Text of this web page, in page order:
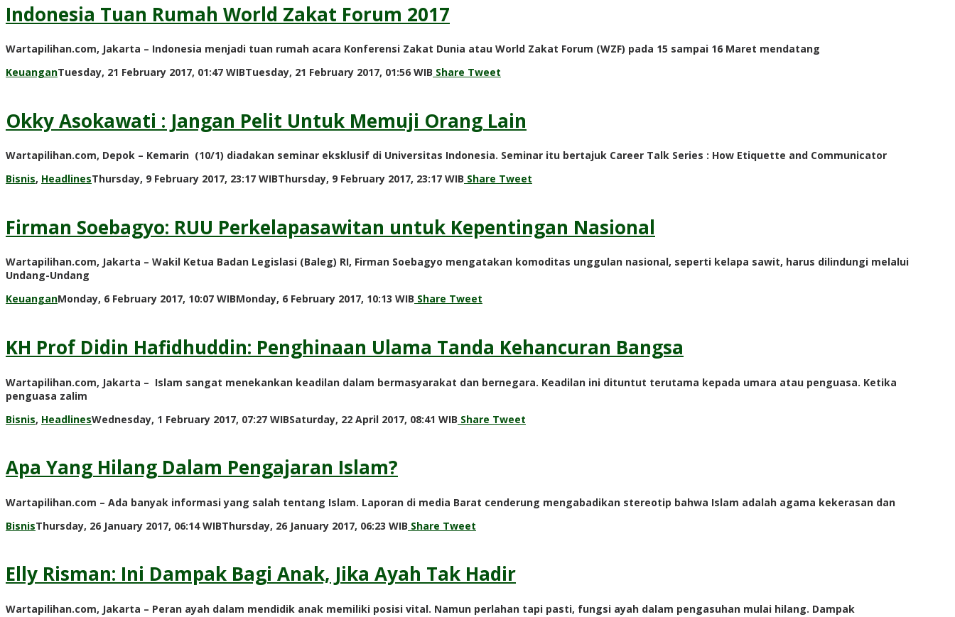
Indonesia Tuan Rumah World Zakat Forum 2017
Wartapilihan.com, Jakarta – Indonesia menjadi tuan rumah acara Konferensi Zakat Dunia atau World Zakat Forum (WZF) pada 15 sampai 16 Maret mendatang
KeuanganTuesday, 21 February 2017, 01:47 WIBTuesday, 21 February 2017, 01:56 WIB by
Share Tweet
Okky Asokawati : Jangan Pelit Untuk Memuji Orang Lain
Wartapilihan.com, Depok – Kemarin (10/1) diadakan seminar eksklusif di Universitas Indonesia. Seminar itu bertajuk Career Talk Series : How Etiquette and Communicator
Bisnis, HeadlinesThursday, 9 February 2017, 23:17 WIBThursday, 9 February 2017, 23:17 WIB by
Share Tweet
Firman Soebagyo: RUU Perkelapasawitan untuk Kepentingan Nasional
Wartapilihan.com, Jakarta – Wakil Ketua Badan Legislasi (Baleg) RI, Firman Soebagyo mengatakan komoditas unggulan nasional, seperti kelapa sawit, harus dilindungi melalui
Undang-Undang
KeuanganMonday, 6 February 2017, 10:07 WIBMonday, 6 February 2017, 10:13 WIB by
Share Tweet
KH Prof Didin Hafidhuddin: Penghinaan Ulama Tanda Kehancuran Bangsa
Wartapilihan.com, Jakarta – Islam sangat menekankan keadilan dalam bermasyarakat dan bernegara. Keadilan ini dituntut terutama kepada umara atau penguasa. Ketika
penguasa zalim
Bisnis, HeadlinesWednesday, 1 February 2017, 07:27 WIBSaturday, 22 April 2017, 08:41 WIB by
Share Tweet
Apa Yang Hilang Dalam Pengajaran Islam?
Wartapilihan.com – Ada banyak informasi yang salah tentang Islam. Laporan di media Barat cenderung mengabadikan stereotip bahwa Islam adalah agama kekerasan dan
BisnisThursday, 26 January 2017, 06:14 WIBThursday, 26 January 2017, 06:23 WIB by
Share Tweet
Elly Risman: Ini Dampak Bagi Anak, Jika Ayah Tak Hadir
Wartapilihan.com, Jakarta – Peran ayah dalam mendidik anak memiliki posisi vital. Namun perlahan tapi pasti, fungsi ayah dalam pengasuhan mulai hilang. Dampak